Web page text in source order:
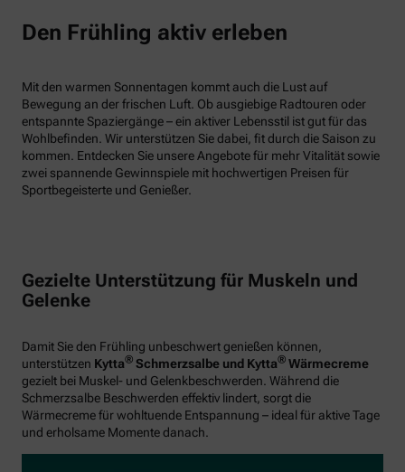
Den Frühling aktiv erleben
Mit den warmen Sonnentagen kommt auch die Lust auf
Bewegung an der frischen Luft. Ob ausgiebige Radtouren oder
entspannte Spaziergänge – ein aktiver Lebensstil ist gut für das
Wohlbefinden. Wir unterstützen Sie dabei, fit durch die Saison zu
kommen. Entdecken Sie unsere Angebote für mehr Vitalität sowie
zwei spannende Gewinnspiele mit hochwertigen Preisen für
Sportbegeisterte und Genießer.
Gezielte Unterstützung für Muskeln und
Gelenke
Damit Sie den Frühling unbeschwert genießen können,
unterstützen Kytta® Schmerzsalbe und Kytta® Wärmecreme
gezielt bei Muskel- und Gelenkbeschwerden. Während die
Schmerzsalbe Beschwerden effektiv lindert, sorgt die
Wärmecreme für wohltuende Entspannung – ideal für aktive Tage
und erholsame Momente danach.